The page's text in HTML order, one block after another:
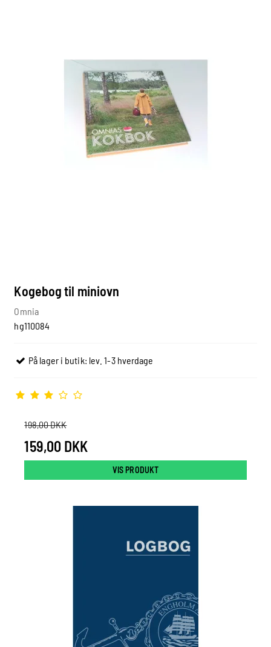
Kogebog til miniovn
Omnia
hg110084
På lager i butik: lev. 1-3 hverdage
198,00 DKK
159,00 DKK
VIS PRODUKT